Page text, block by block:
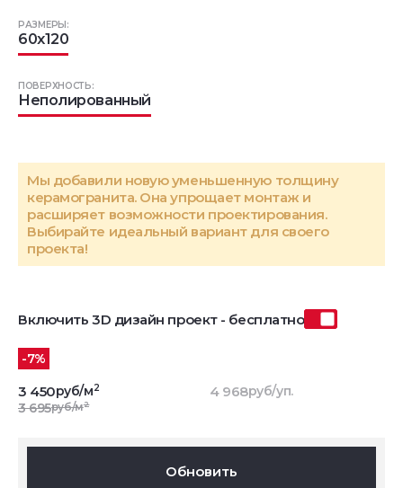
РАЗМЕРЫ:
60x120
ПОВЕРХНОСТЬ:
Неполированный
Мы добавили новую уменьшенную толщину
керамогранита. Она упрощает монтаж и
расширяет возможности проектирования.
Выбирайте идеальный вариант для своего
проекта!
Включить 3D дизайн проект - бесплатно
-7%
3 450руб/м2
3 695руб/м2
4 968руб/уп.
Обновить